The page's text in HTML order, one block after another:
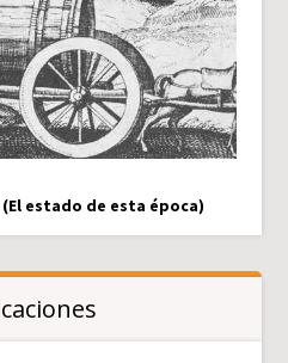
estado de esta época)